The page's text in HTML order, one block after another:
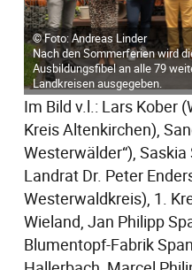
© Foto: Andreas Linder
Nach den Sommerferien wird
Ausbildungsfibel an alle 79
Landkreisen ausgegeben.
Im Bild v.l.: Lars Kober
Kreis Altenkirchen),
Westerwälder“),
Landrat Dr. Peter
Westerwaldkreis), 1.
Wieland, Jan Philipp
Blumentopf-Fabrik